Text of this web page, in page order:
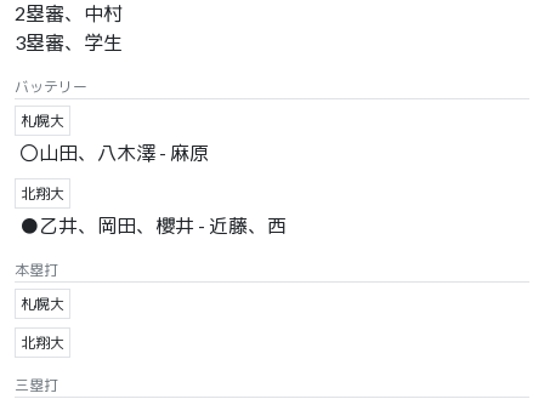
2塁審、中村
3塁審、学生
バッテリー
札幌大
〇山田、八木澤 - 麻原
北翔大
●乙井、岡田、櫻井 - 近藤、西
本塁打
札幌大
北翔大
三塁打